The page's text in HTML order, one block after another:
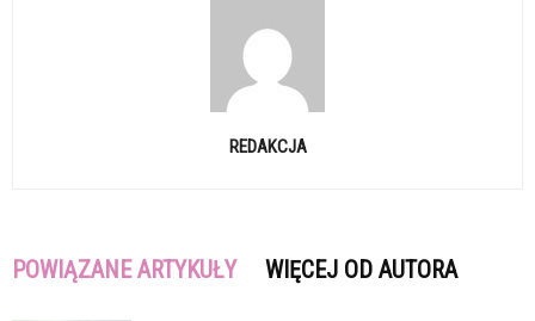
REDAKCJA
POWIĄZANE ARTYKUŁY WIĘCEJ OD AUTORA